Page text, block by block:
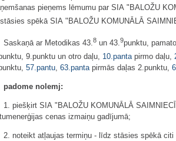
pieņems lēmumu par SIA "BALOŽU
spēkā SIA "BALOŽU KOMUNĀLĀ
Saskaņā ar Metodikas 43. 8 un 43. 9punktu,
9.punktu un otro daļu, 10.pantapirmo daļu,
57.pantu, 63.pantapirmās daļas 2.punktu,
padome nolemj:
1. piešķirt SIA "BALOŽU KOMUNĀLĀ
cenas izmaiņu gadījumā;
2. noteikt atļaujas termiņu - līdz stāsies spēkā